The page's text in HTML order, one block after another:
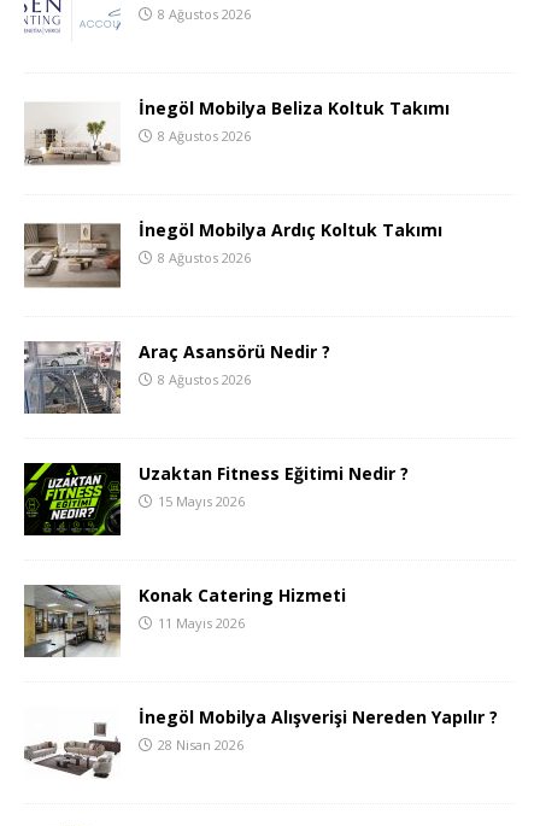
8 Ağustos 2026
İnegöl Mobilya Beliza Koltuk Takımı
8 Ağustos 2026
İnegöl Mobilya Ardıç Koltuk Takımı
8 Ağustos 2026
Araç Asansörü Nedir ?
8 Ağustos 2026
Uzaktan Fitness Eğitimi Nedir ?
15 Mayıs 2026
Konak Catering Hizmeti
11 Mayıs 2026
İnegöl Mobilya Alışverişi Nereden Yapılır ?
28 Nisan 2026